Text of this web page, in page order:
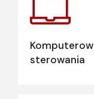
sterowania